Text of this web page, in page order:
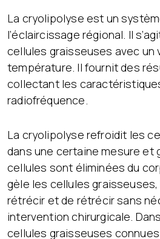
La cryolipolyse est un
l’éclaircissage régional. Il
cellules graisseuses avec un
température. Il fournit des
collectant les
radiofréquence.
La cryolipolyse refroidit les
dans une certaine mesure et
cellules sont éliminées du
gèle les cellules
rétrécir et de rétrécir sans
intervention chirurgicale.
cellules graisseuses